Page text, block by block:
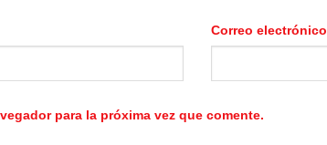
Correo electrónico
para la próxima vez que comente.